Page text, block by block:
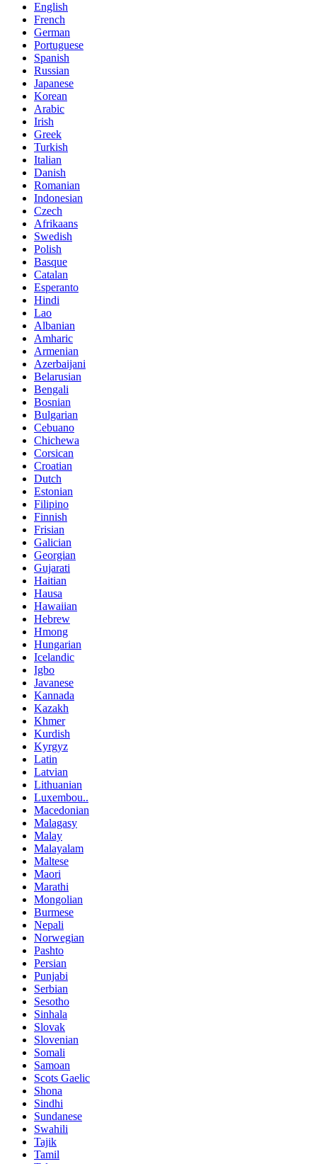
English
French
German
Portuguese
Spanish
Russian
Japanese
Korean
Arabic
Irish
Greek
Turkish
Italian
Danish
Romanian
Indonesian
Czech
Afrikaans
Swedish
Polish
Basque
Catalan
Esperanto
Hindi
Lao
Albanian
Amharic
Armenian
Azerbaijani
Belarusian
Bengali
Bosnian
Bulgarian
Cebuano
Chichewa
Corsican
Croatian
Dutch
Estonian
Filipino
Finnish
Frisian
Galician
Georgian
Gujarati
Haitian
Hausa
Hawaiian
Hebrew
Hmong
Hungarian
Icelandic
Igbo
Javanese
Kannada
Kazakh
Khmer
Kurdish
Kyrgyz
Latin
Latvian
Lithuanian
Luxembou..
Macedonian
Malagasy
Malay
Malayalam
Maltese
Maori
Marathi
Mongolian
Burmese
Nepali
Norwegian
Pashto
Persian
Punjabi
Serbian
Sesotho
Sinhala
Slovak
Slovenian
Somali
Samoan
Scots Gaelic
Shona
Sindhi
Sundanese
Swahili
Tajik
Tamil